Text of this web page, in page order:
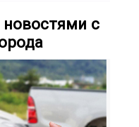
новостями с